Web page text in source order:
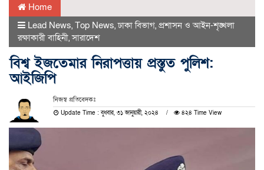
Home
Lead News, Top News,ঢাকা বিভাগ, প্রশাসন ও আইন-শৃঙ্খলা
রক্ষাকারী বাহিনী,সারাদেশ
বিশ্ব ইজতেমার নিরাপত্তায় প্রস্তুত পুলিশ:
আইজিপি
নিজস্ব প্রতিবেদকঃ
Update Time : বুধবার, ৩১ জানুয়ারী, ২০২৪ ৪২৪ Time View